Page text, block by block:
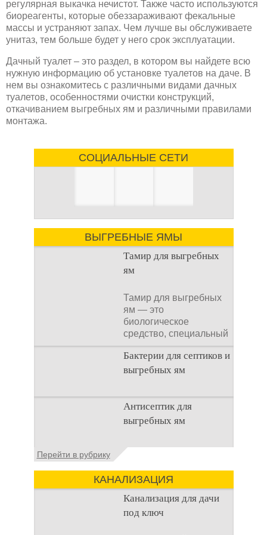
регулярная выкачка нечистот. Также часто используются
биореагенты, которые обеззараживают фекальные
массы и устраняют запах. Чем лучше вы обслуживаете
унитаз, тем больше будет у него срок эксплуатации.
Дачный туалет – это раздел, в котором вы найдете всю
нужную информацию об установке туалетов на даче. В
нем вы ознакомитесь с различными видами дачных
туалетов, особенностями очистки конструкций,
откачиванием выгребных ям и различными правилами
монтажа.
СОЦИАЛЬНЫЕ СЕТИ
ВЫГРЕБНЫЕ ЯМЫ
Тамир для выгребных
ям
Тамир для выгребных
ям — это
биологическое
средство, специальный
концентрат, который
используется
Бактерии для септиков и
выгребных ям
Очистка
канализационного
стока или выгребной
не самым приятным
Антисептик для
выгребных ям
Общие сведения об
Антисептик для
выгребных ям – это
специальные
Перейти в рубрику
КАНАЛИЗАЦИЯ
Канализация для дачи
под ключ